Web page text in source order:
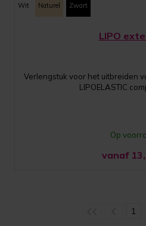
Wit Naturel Zwart
LIPO
Verlengstuk voor het uitbreiden
LIPOELASTIC
Op
vanaf
1